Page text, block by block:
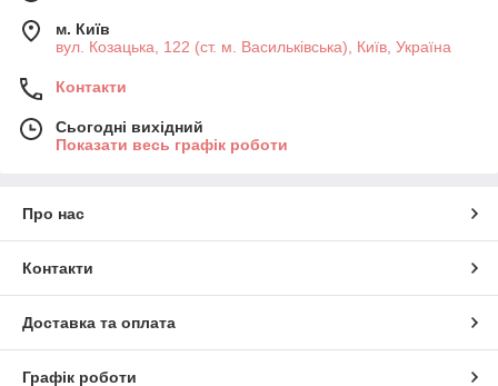
м. Київ
вул. Козацька, 122 (ст. м. Васильківська), Київ, Україна
Контакти
Сьогодні вихідний
Показати весь графік роботи
Про нас
Контакти
Доставка та оплата
Графік роботи